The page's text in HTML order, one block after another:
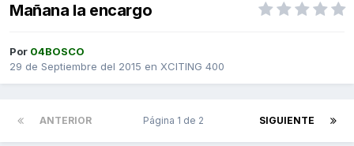
Mañana la encargo
Por 04BOSCO
29 de Septiembre del 2015 en XCITING 400
ANTERIOR SIGUIENTE
Página 1 de 2